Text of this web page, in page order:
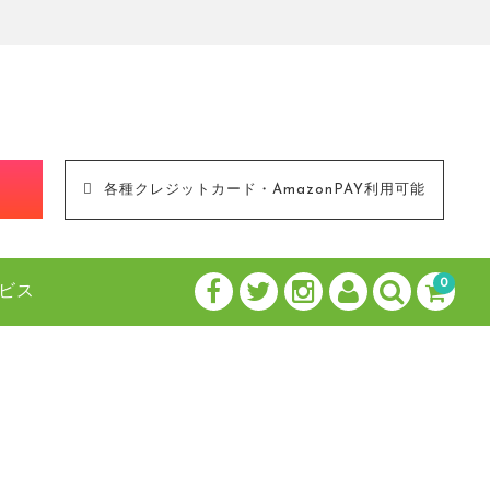
各種クレジットカード・AmazonPAY利用可能
0
ス